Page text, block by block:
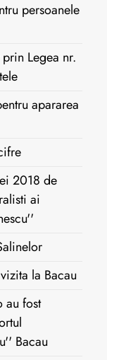
persoanele
Legea nr.
apararea
2018 de
ai
la Bacau
au fost
Bacau